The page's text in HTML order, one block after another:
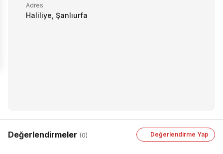
Adres
Haliliye, Şanlıurfa
Değerlendirmeler (0) Değerlendirme Yap